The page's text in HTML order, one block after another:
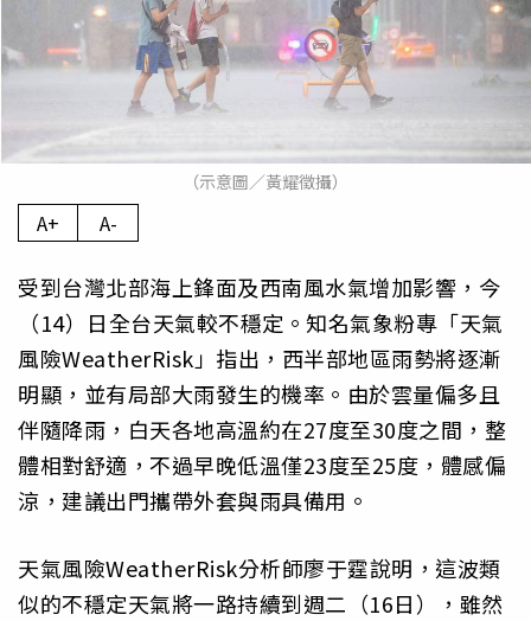
（示意圖／黃耀徵攝）
A+ A-
受到台灣北部海上鋒面及西南風水氣增加影響，今
（14）日全台天氣較不穩定。知名氣象粉專「天氣
風險WeatherRisk」指出，西半部地區雨勢將逐漸
明顯，並有局部大雨發生的機率。由於雲量偏多且
伴隨降雨，白天各地高溫約在27度至30度之間，整
體相對舒適，不過早晚低溫僅23度至25度，體感偏
涼，建議出門攜帶外套與雨具備用。
天氣風險WeatherRisk分析師廖于霆說明，這波類
似的不穩定天氣將一路持續到週二（16日），雖然